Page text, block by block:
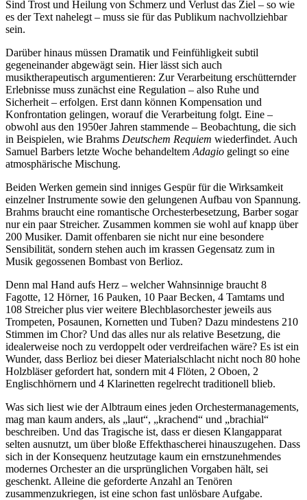
Sind Trost und Heilung von Schmerz und Verlust das Ziel – so wie
es der Text nahelegt – muss sie für das Publikum nachvollziehbar
sein.
Darüber hinaus müssen Dramatik und Feinfühligkeit subtil
gegeneinander abgewägt sein. Hier lässt sich auch
musiktherapeutisch argumentieren: Zur Verarbeitung erschütternder
Erlebnisse muss zunächst eine Regulation – also Ruhe und
Sicherheit – erfolgen. Erst dann können Kompensation und
Konfrontation gelingen, worauf die Verarbeitung folgt. Eine –
obwohl aus den 1950er Jahren stammende – Beobachtung, die sich
in Beispielen, wie Brahms Deutschem Requiem wiederfindet. Auch
Samuel Barbers letzte Woche behandeltem Adagio gelingt so eine
atmosphärische Mischung.
Beiden Werken gemein sind inniges Gespür für die Wirksamkeit
einzelner Instrumente sowie den gelungenen Aufbau von Spannung.
Brahms braucht eine romantische Orchesterbesetzung, Barber sogar
nur ein paar Streicher. Zusammen kommen sie wohl auf knapp über
200 Musiker. Damit offenbaren sie nicht nur eine besondere
Sensibilität, sondern stehen auch im krassen Gegensatz zum in
Musik gegossenen Bombast von Berlioz.
Denn mal Hand aufs Herz – welcher Wahnsinnige braucht 8
Fagotte, 12 Hörner, 16 Pauken, 10 Paar Becken, 4 Tamtams und
108 Streicher plus vier weitere Blechblasorchester jeweils aus
Trompeten, Posaunen, Kornetten und Tuben? Dazu mindestens 210
Stimmen im Chor? Und das alles nur als relative Besetzung, die
idealerweise noch zu verdoppelt oder verdreifachen wäre? Es ist ein
Wunder, dass Berlioz bei dieser Materialschlacht nicht noch 80 hohe
Holzbläser gefordert hat, sondern mit 4 Flöten, 2 Oboen, 2
Englischhörnern und 4 Klarinetten regelrecht traditionell blieb.
Was sich liest wie der Albtraum eines jeden Orchestermanagements,
mag man kaum anders, als „laut“, „krachend“ und „brachial“
beschreiben. Und das Tragische ist, dass er diesen Klangapparat
selten ausnutzt, um über bloße Effekthascherei hinauszugehen. Dass
sich in der Konsequenz heutzutage kaum ein ernstzunehmendes
modernes Orchester an die ursprünglichen Vorgaben hält, sei
geschenkt. Alleine die geforderte Anzahl an Tenören
zusammenzukriegen, ist eine schon fast unlösbare Aufgabe.